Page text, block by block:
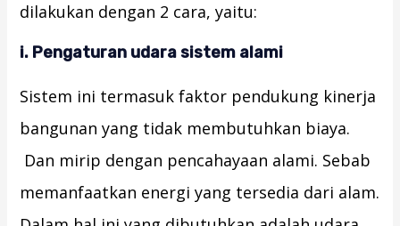
dilakukan dengan 2 cara, yaitu:
i. Pengaturan udarasistem alami
Sistem ini termasuk faktor pendukung kinerja
bangunan yang tidak membutuhkan biaya.
Dan mirip dengan pencahayaan alami. Sebab
memanfaatkan energi yang tersedia dari alam.